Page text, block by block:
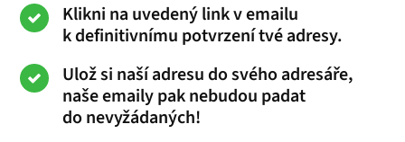
Klikni na uvedený link v emailu
k definitivnímu potvrzení tvé adresy.
Ulož si naší adresu do svého adresáře,
naše emaily pak nebudou padat
do nevyžádaných!